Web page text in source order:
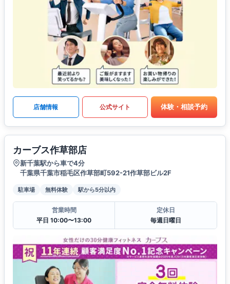
店舗情報 公式サイト 体験・相談予約
カーブス作草部店
新千葉駅から車で4分
千葉県千葉市稲毛区作草部町592-21作草部ビル2F
駐車場 無料体験 駅から5分以内
営業時間
平日 10:00〜13:00
定休日
毎週日曜日